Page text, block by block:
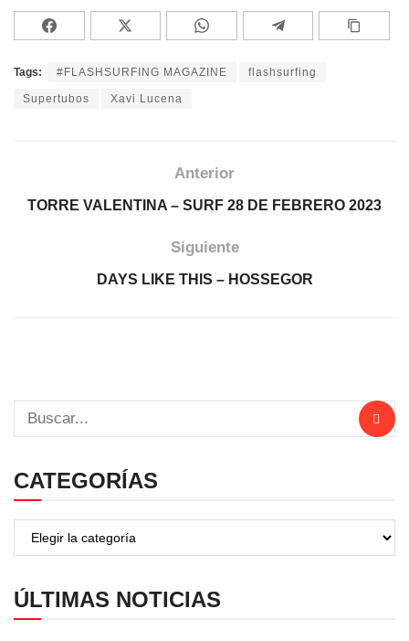
Tags: #FLASHSURFING MAGAZINE flashsurfing
Supertubos Xavi Lucena
Anterior
TORRE VALENTINA – SURF 28 DE FEBRERO 2023
Siguiente
DAYS LIKE THIS – HOSSEGOR
CATEGORÍAS
ÚLTIMAS NOTICIAS